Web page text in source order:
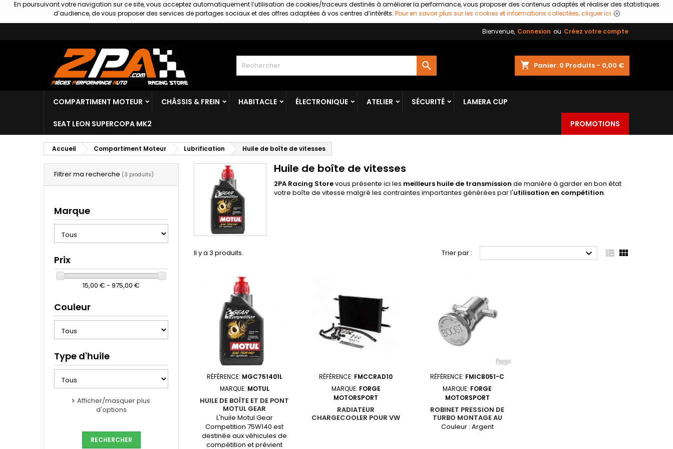
En poursuivant votre navigation sur ce site, vous acceptez automatiquement l’utilisation de cookies/traceurs destinés à améliorer la performance, vous proposer des contenus adaptés et réaliser des statistiques
d’audience, de vous proposer des services de partages sociaux et des offres adaptées à vos centres d’intérêts. Pour en savoir plus sur les cookies et informations collectées, cliquer ici.
Bienvenue, Connexion ou Créez votre compte
shopping_cart Panier: 0 Produits - 0,00 €

COMPARTIMENT MOTEUR CHÂSSIS & FREIN HABITACLE ÉLECTRONIQUE ATELIER SÉCURITÉ LAMERA CUP
SEAT LEON SUPERCOPA MK2 PROMOTIONS
Accueil Compartiment Moteur Lubrification Huile de boîte de vitesses
Filtrer ma recherche (3 produits)
Marque
Prix
15,00 € - 975,00 €
Couleur
Type d'huile
Afficher/masquer plus
d'options
Huile de boîte de vitesses
2PA Racing Storevous présente ici les meilleurs huile de transmission de manière à garder en bon état
votre boîte de vitesse malgré les contraintes importantes générées par l'utilisation en compétition.
Il y a 3 produits. Trier par :   
RÉFÉRENCE: MGC751401L
MARQUE: MOTUL
HUILE DE BOÎTE ET DE PONT
MOTUL GEAR
COMPÉTITION 75W140
L'huile Motul Gear
Competition 75W140 est
destinée aux véhicules de
compétition et prévient
RÉFÉRENCE: FMCCRAD10
MARQUE: FORGE
MOTORSPORT
RADIATEUR
CHARGECOOLER POUR VW
RÉFÉRENCE: FMICB051-C
MARQUE: FORGE
MOTORSPORT
ROBINET PRESSION DE
TURBO MONTAGE AU
TABLEAU DE BORD
Couleur : Argent